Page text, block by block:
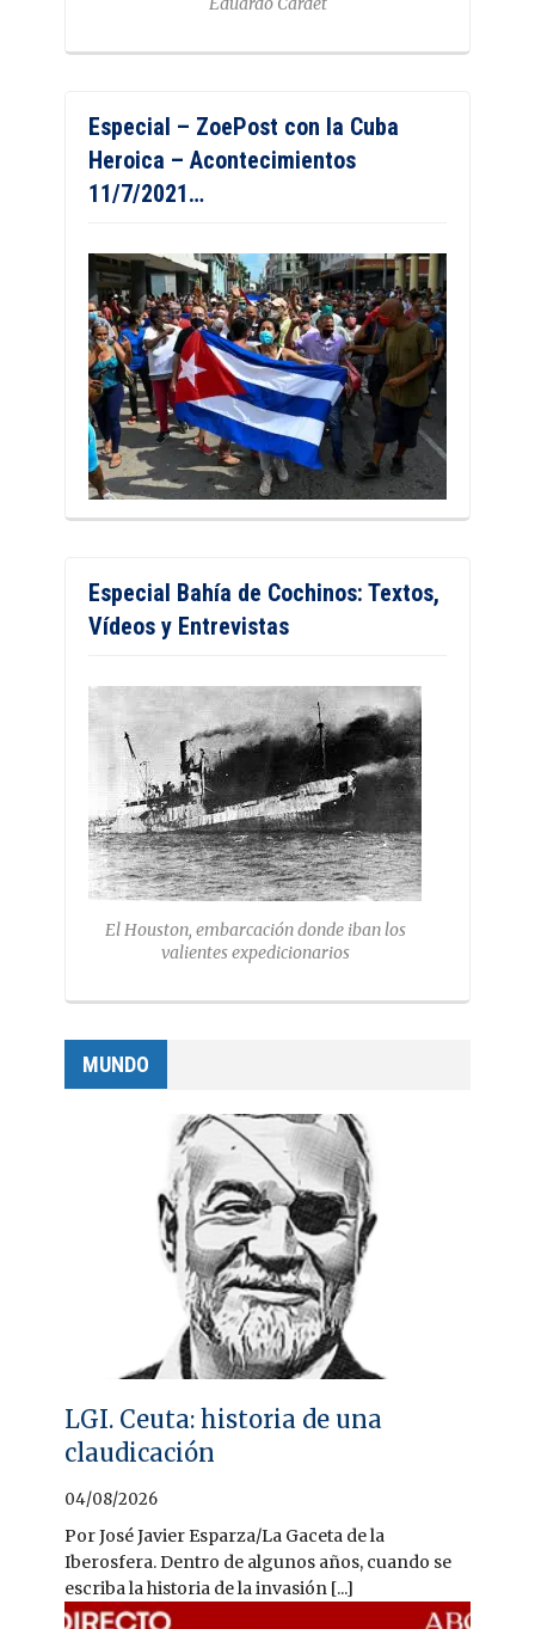
Especial – ZoePost con la Cuba
Heroica – Acontecimientos
11/7/2021…
Especial Bahía de Cochinos: Textos,
Vídeos y Entrevistas
El Houston, embarcación donde iban los
valientes expedicionarios
MUNDO
LGI. Ceuta: historia de una
claudicación
04/08/2026
Por José Javier Esparza/La Gaceta de la
Iberosfera. Dentro de algunos años, cuando se
escriba la historia de la invasión [...]